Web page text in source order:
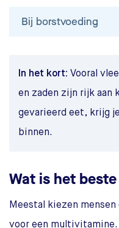
Bij borstvoeding
In het kort: Vooral
en zaden zijn rijk aan
gevarieerd eet, krijg
binnen.
Wat is het
Meestal kiezen
voor een multivitamine.